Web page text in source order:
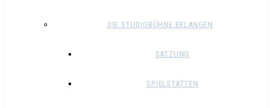
DIE STUDIOBÜHNE ERLANGEN
SATZUNG
SPIELSTÄTTEN